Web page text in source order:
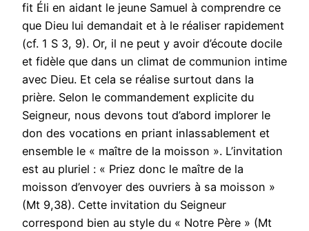
fit Éli en aidant le jeune Samuel à comprendre ce
que Dieu lui demandait et à le réaliser rapidement
(cf. 1 S 3, 9). Or, il ne peut y avoir d’écoute docile
et fidèle que dans un climat de communion intime
avec Dieu. Et cela se réalise surtout dans la
prière. Selon le commandement explicite du
Seigneur, nous devons tout d’abord implorer le
don des vocations en priant inlassablement et
ensemble le « maître de la moisson ». L’invitation
est au pluriel : « Priez donc le maître de la
moisson d’envoyer des ouvriers à sa moisson »
(Mt 9,38). Cette invitation du Seigneur
correspond bien au style du « Notre Père » (Mt